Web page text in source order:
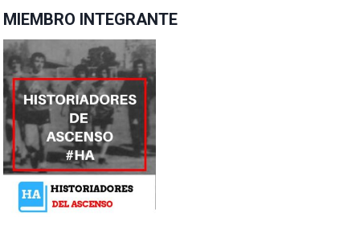
MIEMBRO INTEGRANTE